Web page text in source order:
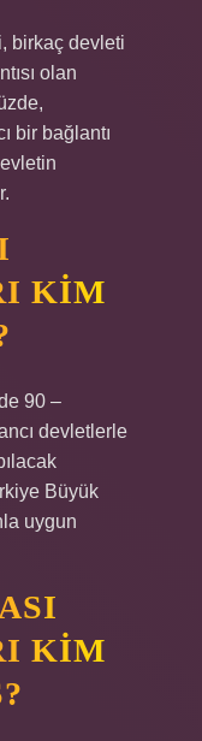
birkaç devleti
olan
bir bağlantı
KIM
90 –
devletlerle
Büyük
uygun
KIM